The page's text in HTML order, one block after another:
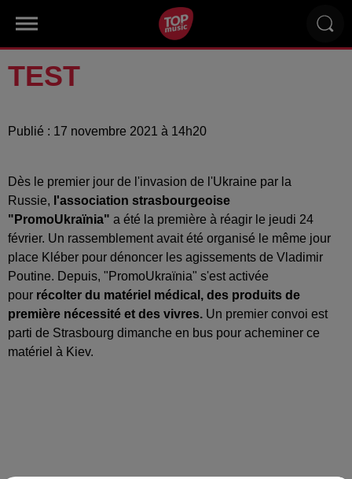
TEST
Publié : 17 novembre 2021 à 14h20
Dès le premier jour de l'invasion de l'Ukraine par la
Russie, l'association strasbourgeoise
"PromoUkraïnia" a été la première à réagir le jeudi 24
février. Un rassemblement avait été organisé le même jour
place Kléber pour dénoncer les agissements de Vladimir
Poutine. Depuis, "PromoUkraïnia" s'est activée
pour récolter du matériel médical, des produits de
première nécessité et des vivres. Un premier convoi est
parti de Strasbourg dimanche en bus pour acheminer ce
matériel à Kiev.